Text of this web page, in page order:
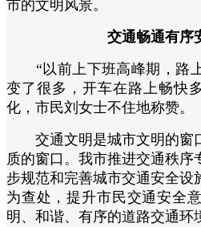
市的文明风景。
交通畅通有序
“以前上下班高峰期，路
变了很多，开车在路上畅快
化，市民刘女士不住地称赞。
交通文明是城市文明的窗
质的窗口。我市推进交通秩序
步规范和完善城市交通安全设
为查处，提升市民交通安全
明、和谐、有序的道路交通环